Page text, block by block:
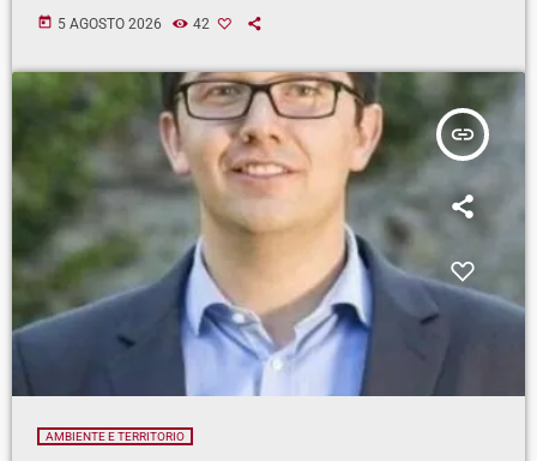
today 5 AGOSTO 2026 42
insert_link
AMBIENTE E TERRITORIO